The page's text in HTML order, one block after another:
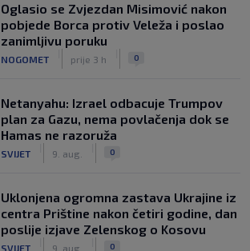
Oglasio se Zvjezdan Misimović nakon
pobjede Borca protiv Veleža i poslao
zanimljivu poruku
NOGOMET prije 3 h 0
Netanyahu: Izrael odbacuje Trumpov
plan za Gazu, nema povlačenja dok se
Hamas ne razoruža
SVIJET 9. aug. 0
Uklonjena ogromna zastava Ukrajine iz
centra Prištine nakon četiri godine, dan
poslije izjave Zelenskog o Kosovu
SVIJET 9. aug. 0